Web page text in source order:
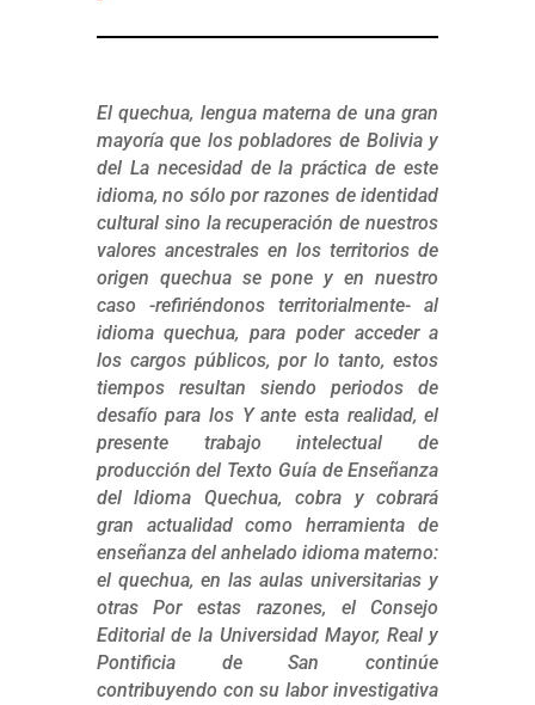
El quechua, lengua materna de una gran
mayoría que los pobladores de Bolivia y
del La necesidad de la práctica de este
idioma, no sólo por razones de identidad
cultural sino la recuperación de nuestros
valores ancestrales en los territorios de
origen quechua se pone y en nuestro
caso -refiriéndonos territorialmente- al
idioma quechua, para poder acceder a
los cargos públicos, por lo tanto, estos
tiempos resultan siendo periodos de
desafío para los Y ante esta realidad, el
presente trabajo intelectual de
producción del Texto Guía de Enseñanza
del ldioma Quechua, cobra y cobrará
gran actualidad como herramienta de
enseñanza del anhelado idioma materno:
el quechua, en las aulas universitarias y
otras Por estas razones, el Consejo
Editorial de la Universidad Mayor, Real y
Pontificia de San continúe
contribuyendo con su labor investigativa